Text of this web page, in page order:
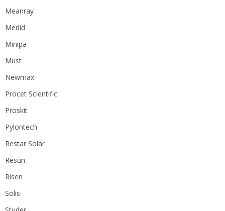
Meanray
Medid
Minipa
Must
Newmax
Procet Scientific
Proskit
Pylontech
Restar Solar
Resun
Risen
Solis